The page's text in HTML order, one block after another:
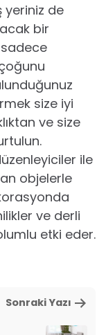
yeriniz de
bir
sadece
size iyi
ve size
ile
objelerle
ve derli
etki eder.
Sonraki Yazı